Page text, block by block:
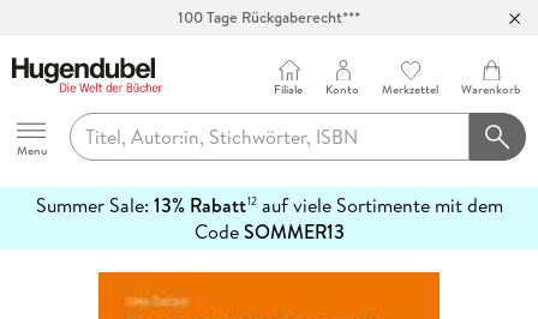
100 Tage Rückgaberecht***
Hugendubel
Menu
Filiale Konto Merkzettel Warenkorb
Summer Sale: 13% Rabatt12auf viele Sortimente mit dem
CodeSOMMER13
erfahren